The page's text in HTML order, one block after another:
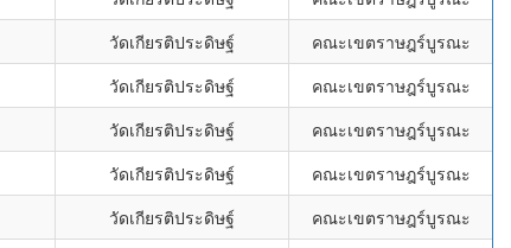
วัดเกียรติประดิษฐ์
คณะเขตราษฎร์บูรณะ
วัดเกียรติประดิษฐ์
คณะเขตราษฎร์บูรณะ
วัดเกียรติประดิษฐ์
คณะเขตราษฎร์บูรณะ
วัดเกียรติประดิษฐ์
คณะเขตราษฎร์บูรณะ
วัดเกียรติประดิษฐ์
คณะเขตราษฎร์บูรณะ